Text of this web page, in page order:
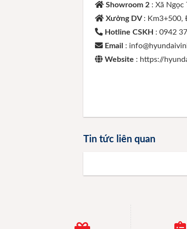
Showroom 2 : Xã Ngọc
Xưởng DV : Km3+500,
Hotline CSKH : 0942
Email :
Website : https://
Tin tức liên quan